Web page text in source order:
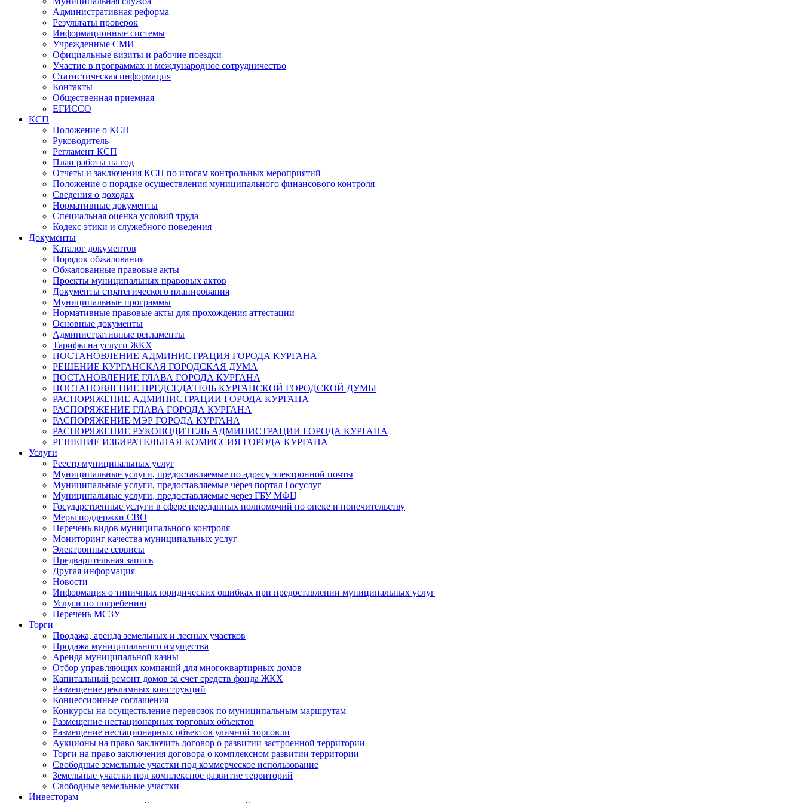
Административная реформа
Результаты проверок
Информационные системы
Учрежденные СМИ
Официальные визиты и рабочие поездки
Участие в программах и международное сотрудничество
Статистическая информация
Контакты
Общественная приемная
ЕГИССО
КСП
Положение о КСП
Руководитель
Регламент КСП
План работы на год
Отчеты и заключения КСП по итогам контрольных мероприятий
Положение о порядке осуществления муниципального финансового контроля
Сведения о доходах
Нормативные документы
Специальная оценка условий труда
Кодекс этики и служебного поведения
Документы
Каталог документов
Порядок обжалования
Обжалованные правовые акты
Проекты муниципальных правовых актов
Документы стратегического планирования
Муниципальные программы
Нормативные правовые акты для прохождения аттестации
Основные документы
Административные регламенты
Тарифы на услуги ЖКХ
ПОСТАНОВЛЕНИЕ АДМИНИСТРАЦИЯ ГОРОДА КУРГАНА
РЕШЕНИЕ КУРГАНСКАЯ ГОРОДСКАЯ ДУМА
ПОСТАНОВЛЕНИЕ ГЛАВА ГОРОДА КУРГАНА
ПОСТАНОВЛЕНИЕ ПРЕДСЕДАТЕЛЬ КУРГАНСКОЙ ГОРОДСКОЙ ДУМЫ
РАСПОРЯЖЕНИЕ АДМИНИСТРАЦИИ ГОРОДА КУРГАНА
РАСПОРЯЖЕНИЕ ГЛАВА ГОРОДА КУРГАНА
РАСПОРЯЖЕНИЕ МЭР ГОРОДА КУРГАНА
РАСПОРЯЖЕНИЕ РУКОВОДИТЕЛЬ АДМИНИСТРАЦИИ ГОРОДА КУРГАНА
РЕШЕНИЕ ИЗБИРАТЕЛЬНАЯ КОМИССИЯ ГОРОДА КУРГАНА
Услуги
Реестр муниципальных услуг
Муниципальные услуги, предоставляемые по адресу электронной почты
Муниципальные услуги, предоставляемые через портал Госуслуг
Муниципальные услуги, предоставляемые через ГБУ МФЦ
Государственные услуги в сфере переданных полномочий по опеке и попечительству
Меры поддержки СВО
Перечень видов муниципального контроля
Мониторинг качества муниципальных услуг
Электронные сервисы
Предварительная запись
Другая информация
Новости
Информация о типичных юридических ошибках при предоставлении муниципальных услуг
Услуги по погребению
Перечень МСЗУ
Торги
Продажа, аренда земельных и лесных участков
Продажа муниципального имущества
Аренда муниципальной казны
Отбор управляющих компаний для многоквартирных домов
Капитальный ремонт домов за счет средств фонда ЖКХ
Размещение рекламных конструкций
Концессионные соглашения
Конкурсы на осуществление перевозок по муниципальным маршрутам
Размещение нестационарных торговых объектов
Размещение нестационарных объектов уличной торговли
Аукционы на право заключить договор о развитии застроенной территории
Торги на право заключения договора о комплексном развитии территории
Свободные земельные участки под коммерческое использование
Земельные участки под комплексное развитие территорий
Свободные земельные участки
Инвесторам